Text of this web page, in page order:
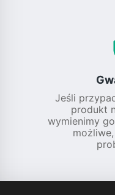
Jeśli
produkt
wymienimy